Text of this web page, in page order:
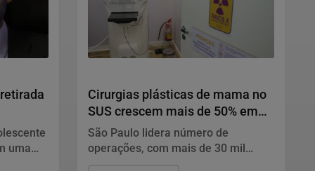
uma
Cirurgias plásticas de mama no
SUS crescem mais de 50% em
dez anos
São Paulo lidera número de
operações, com mais de 30 mil